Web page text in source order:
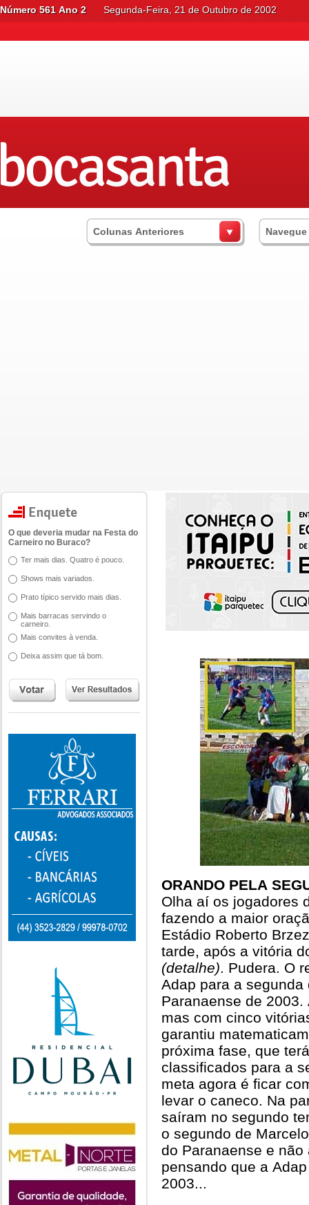
Número 561 Ano 2 Segunda-Feira, 21 de Outubro de 2002
Colunas Anteriores
O que deveria mudar na Festa do
Carneiro no Buraco?
Ter mais dias. Quatro é pouco.
Shows mais variados.
Prato típico servido mais dias.
Mais barracas servindo o
carneiro.
Mais convites à venda.
Deixa assim que tá bom.
ORANDO PELA
Olha aí os jogadores
fazendo a maior
Estádio Roberto
tarde, após a vitória
(detalhe). Pudera. O
Adap para a
Paranaense de
mas com cinco
garantiu
próxima fase, que
classificados para a
meta agora é ficar
levar o caneco. Na
saíram no segundo
o segundo de
do Paranaense e
pensando que a
2003...